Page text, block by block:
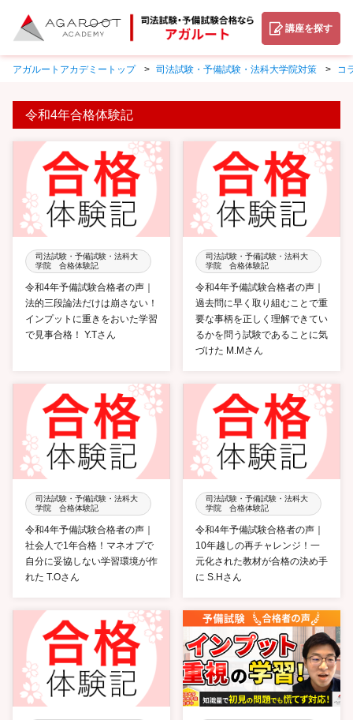
講座を探す
アガルートアカデミートップ 司法試験・予備試験・法科大学院対策 コ
令和4年合格体験記
司法試験・予備試験・法科大
学院 合格体験記
令和4年予備試験合格者の声｜
法的三段論法だけは崩さない！
インプットに重きをおいた学習
で見事合格！ Y.Tさん
司法試験・予備試験・法科大
学院 合格体験記
令和4年予備試験合格者の声｜
過去問に早く取り組むことで重
要な事柄を正しく理解できてい
るかを問う試験であることに気
づけた M.Mさん
司法試験・予備試験・法科大
学院 合格体験記
令和4年予備試験合格者の声｜
社会人で1年合格！マネオプで
自分に妥協しない学習環境が作
れた T.Oさん
司法試験・予備試験・法科大
学院 合格体験記
令和4年予備試験合格者の声｜
10年越しの再チャレンジ！一
元化された教材が合格の決め手
に S.Hさん